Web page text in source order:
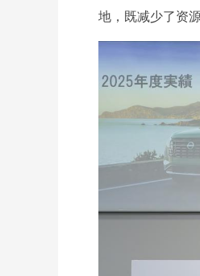
地，既减少了资